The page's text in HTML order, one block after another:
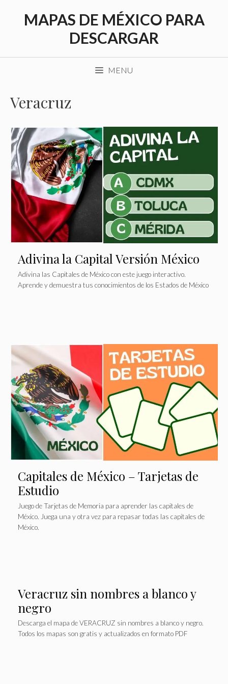
MAPAS DE MÉXICO PARA
DESCARGAR
MENU
Veracruz
Adivina la Capital Versión México
Adivina las Capitales de México con este juego interactivo.
Aprende y demuestra tus conocimientos de los Estados de México
Capitales de México – Tarjetas de
Estudio
Juego de Tarjetas de Memoria para aprender las capitales de
México. Juega una y otra vez para repasar todas las capitales de
México.
Veracruz sin nombres a blanco y
negro
Descarga el mapa de VERACRUZ sin nombres a blanco y negro.
Todos los mapas son gratis y actualizados en formato PDF